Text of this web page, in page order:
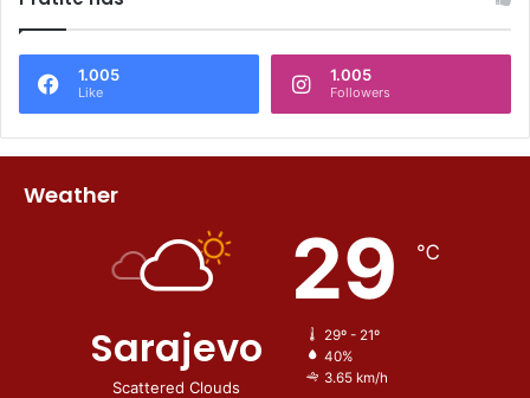
1.005
Like
1.005
Followers
Weather
Sarajevo
Scattered Clouds
29 ℃
29º - 21º
40%
3.65 km/h